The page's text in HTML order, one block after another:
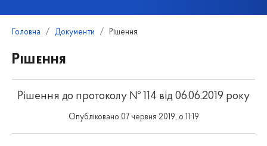
Головна Документи Рішення
Рішення
Рішення до протоколу № 114 від 06.06.2019 року
Опубліковано 07 червня 2019, о 11:19